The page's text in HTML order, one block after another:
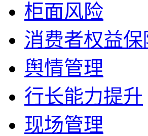
柜面风险
消费者权益保
舆情管理
行长能力提升
现场管理